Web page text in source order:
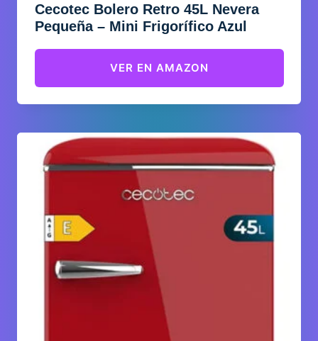
Cecotec Bolero Retro 45L Nevera
Pequeña – Mini Frigorífico Azul
VER EN AMAZON